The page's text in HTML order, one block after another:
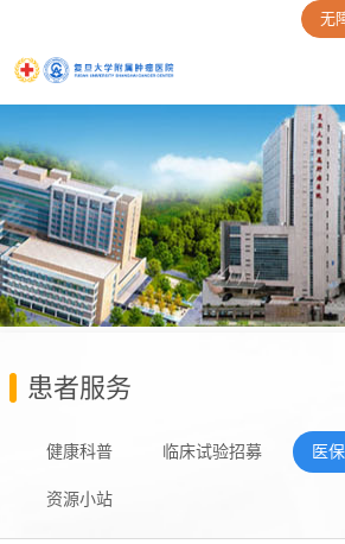
无
患者服务
健康科普 临床试验招募 医
资源小站